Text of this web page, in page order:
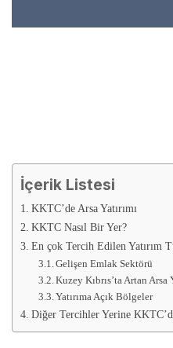
İçerik Listesi
KKTC’de Arsa Yatırımı
KKTC Nasıl Bir Yer?
En çok Tercih Edilen Yatırım
Gelişen Emlak Sektörü
Kuzey Kıbrıs’ta Artan Arsa
Yatırıma Açık Bölgeler
Diğer Tercihler Yerine